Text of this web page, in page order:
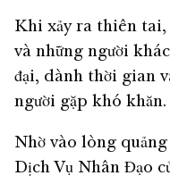
Khi xảy ra thiên tai,
và những người
đại, dành thời gian
người gặp khó khăn.
Nhờ vào lòng
Dịch Vụ Nhân Đạo